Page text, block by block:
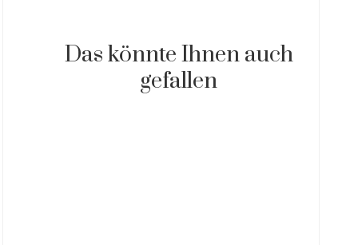
Das könnte Ihnen auch
gefallen